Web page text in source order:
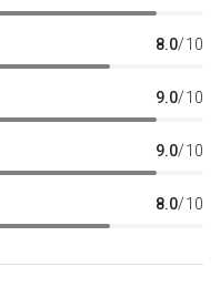
8.0/10
9.0/10
9.0/10
8.0/10